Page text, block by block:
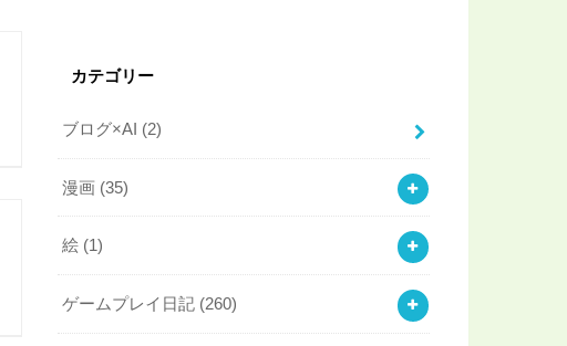
カテゴリー
ブログ×AI (2)
漫画 (35)
絵 (1)
ゲームプレイ日記 (260)